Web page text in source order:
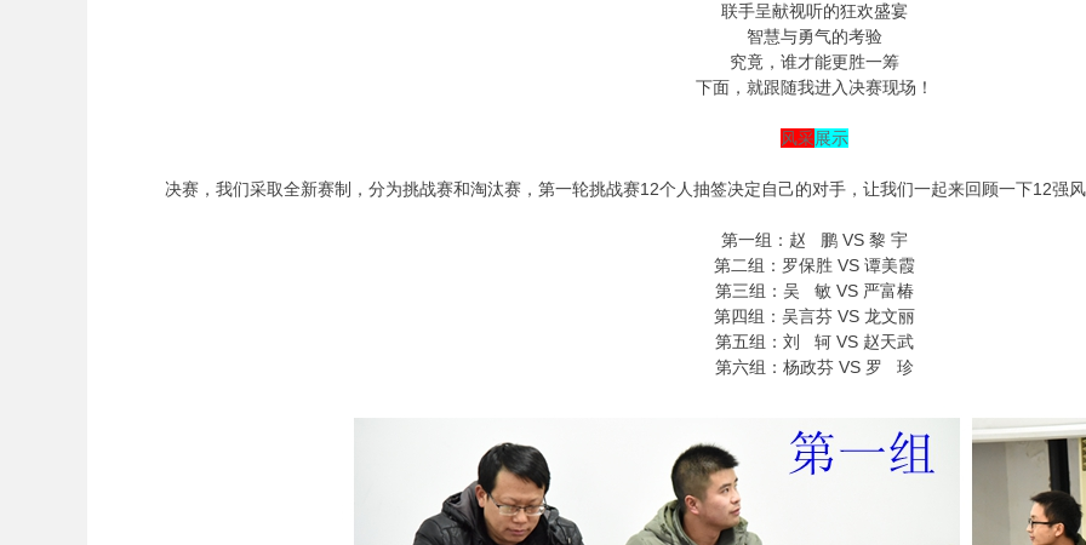
联手呈献视听的狂欢盛宴
智慧与勇气的考验
究竟，谁才能更胜一筹
下面，就跟随我进入决赛现场！
风采展示
决赛，我们采取全新赛制，分为挑战赛和淘汰赛，第一轮挑战赛12个人抽签决定自己的对手，让我们一起来回顾一下12强
第一组：赵 鹏 VS 黎 宇
第二组：罗保胜 VS 谭美霞
第三组：吴 敏 VS 严富椿
第四组：吴言芬 VS 龙文丽
第五组：刘 轲 VS 赵天武
第六组：杨政芬 VS 罗 珍